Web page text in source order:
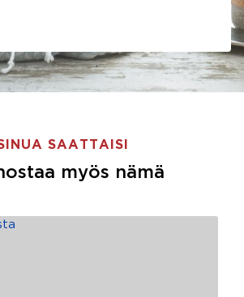
SAATTAISI
myös nämä